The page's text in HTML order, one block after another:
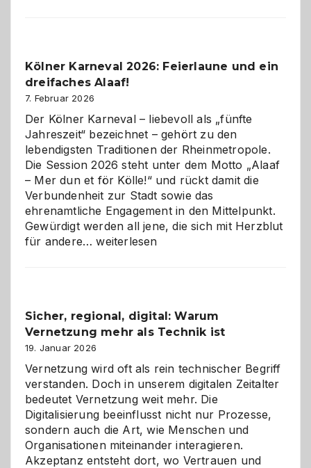
geworden
Kölner Karneval 2026: Feierlaune und ein
dreifaches Alaaf!
7. Februar 2026
Der Kölner Karneval – liebevoll als „fünfte
Jahreszeit“ bezeichnet – gehört zu den
lebendigsten Traditionen der Rheinmetropole.
Die Session 2026 steht unter dem Motto „Alaaf
– Mer dun et för Kölle!“ und rückt damit die
Verbundenheit zur Stadt sowie das
ehrenamtliche Engagement in den Mittelpunkt.
Gewürdigt werden all jene, die sich mit Herzblut
für andere…Kölner
ein
dreifaches
Alaaf!
weiterlesen
Sicher, regional, digital: Warum
Vernetzung mehr als Technik ist
19. Januar 2026
Vernetzung wird oft als rein technischer Begriff
verstanden. Doch in unserem digitalen Zeitalter
bedeutet Vernetzung weit mehr. Die
Digitalisierung beeinflusst nicht nur Prozesse,
sondern auch die Art, wie Menschen und
Organisationen miteinander interagieren.
Akzeptanz entsteht dort, wo Vertrauen und